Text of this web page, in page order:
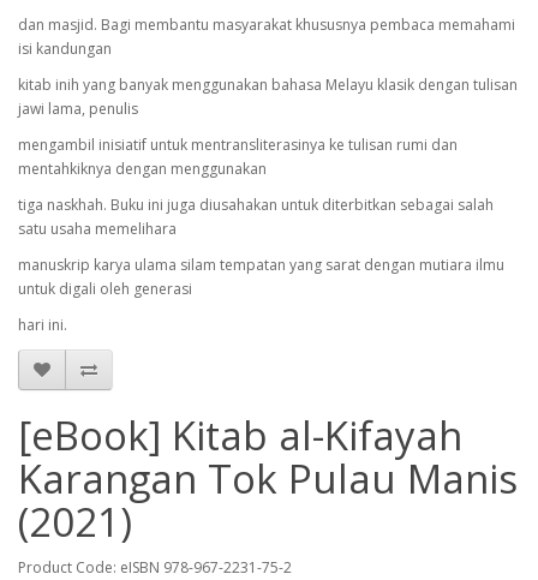
dan masjid. Bagi membantu masyarakat khususnya pembaca memahami
isi kandungan
kitab inih yang banyak menggunakan bahasa Melayu klasik dengan tulisan
jawi lama, penulis
mengambil inisiatif untuk mentransliterasinya ke tulisan rumi dan
mentahkiknya dengan menggunakan
tiga naskhah. Buku ini juga diusahakan untuk diterbitkan sebagai salah
satu usaha memelihara
manuskrip karya ulama silam tempatan yang sarat dengan mutiara ilmu
untuk digali oleh generasi
hari ini.
[eBook] Kitab al-Kifayah
Karangan Tok Pulau Manis
(2021)
Product Code: eISBN 978-967-2231-75-2